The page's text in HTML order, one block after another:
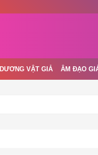
DƯƠNG VẬT GIẢ ÂM ĐẠO